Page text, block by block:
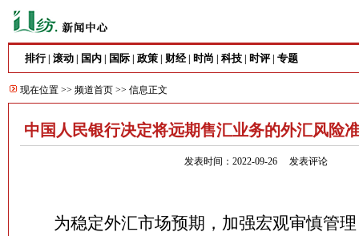
排行| 滚动 国内 国际 政策 财经| 时尚 科技 时评 专题
现在位置 >> 频道首页 >> 信息正文
中国人民银行决定将远期售汇业务的外汇风险
发表时间：2022-09-26 发表评论
为稳定外汇市场预期，加强宏观审慎管理